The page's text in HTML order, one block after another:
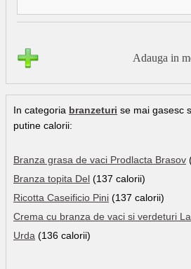
Adauga in
In categoria branzeturi se mai gasesc
putine calorii:
Branza grasa de vaci Prodlacta Brasov
Branza topita Del (137 calorii)
Ricotta Caseificio Pini (137 calorii)
Crema cu branza de vaci si verdeturi
Urda (136 calorii)